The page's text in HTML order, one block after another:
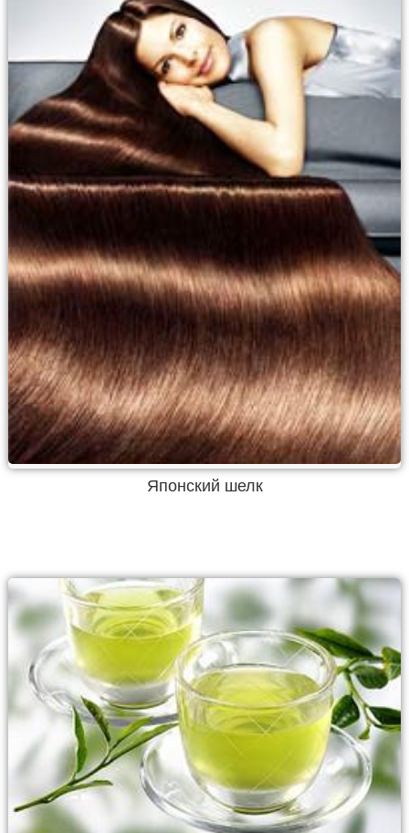
Японский шелк